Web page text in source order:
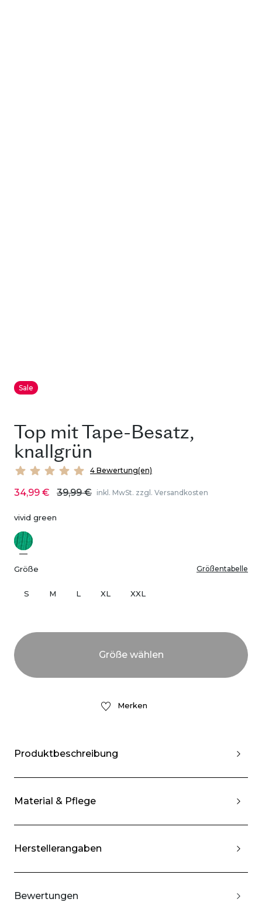
Sale
Top mit Tape-Besatz,
knallgrün
4 Bewertung(en)
34,99 € 39,99 € inkl. MwSt. zzgl. Versandkosten
vivid green
Größe Größentabelle
S M L XL XXL
Merken
Produktbeschreibung
Material & Pflege
Herstellerangaben
Bewertungen